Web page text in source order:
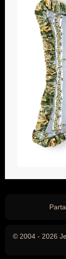
© 2004 - 2026